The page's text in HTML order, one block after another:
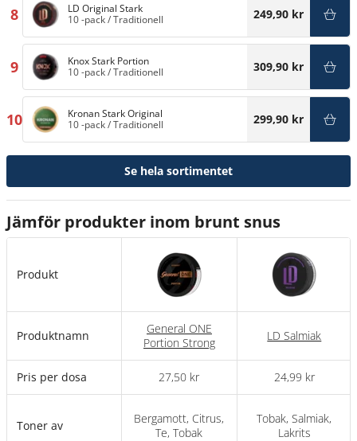
8
LD Original Stark
10 -pack/Traditionell 249,90 kr
9
Knox Stark Portion
10 -pack/Traditionell 309,90 kr
10
Kronan Stark Original
10 -pack/Traditionell 299,90 kr
Se hela sortimentet
Jämför produkter inom brunt snus
Produkt
Produktnamn
Pris per dosa
Toner av
General ONE
Portion Strong
27,50 kr
Bergamott, Citrus,
Te, Tobak
LD Salmiak
24,99 kr
Tobak, Salmiak,
Lakrits